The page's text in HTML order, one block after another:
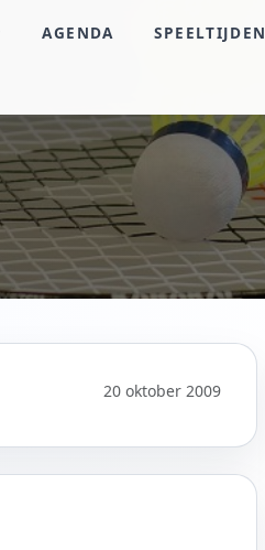
AGENDA SPEELTIJDEN
20 oktober 2009